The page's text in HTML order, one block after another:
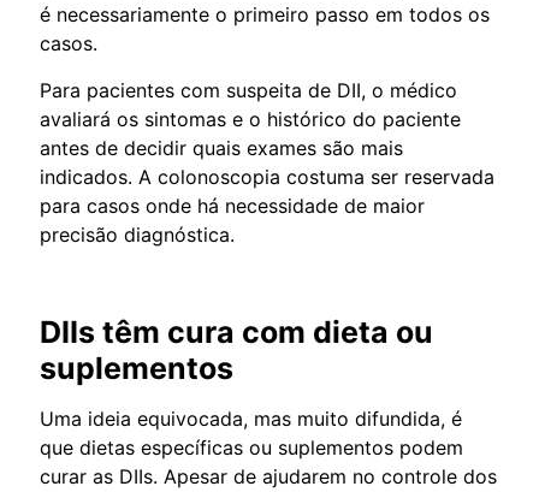
é necessariamente o primeiro passo em todos os
casos.
Para pacientes com suspeita de DII, o médico
avaliará os sintomas e o histórico do paciente
antes de decidir quais exames são mais
indicados. A colonoscopia costuma ser reservada
para casos onde há necessidade de maior
precisão diagnóstica.
DIIs têm cura com dieta ou
suplementos
Uma ideia equivocada, mas muito difundida, é
que dietas específicas ou suplementos podem
curar as DIIs. Apesar de ajudarem no controle dos